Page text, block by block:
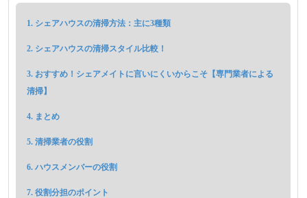
シェアハウスの清掃方法：主に3種類
シェアハウスの清掃スタイル比較！
おすすめ！シェアメイトに言いにくいからこそ【専門業者による
清掃】
まとめ
清掃業者の役割
ハウスメンバーの役割
役割分担のポイント